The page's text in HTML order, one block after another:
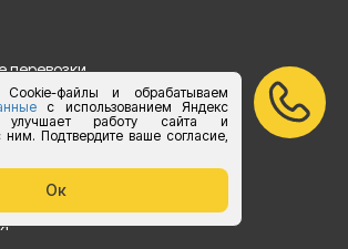
файлы и обрабатываем
с использованием Яндекс
работу сайта и
ним. Подтвердите ваше согласие,
Ок
перевозки
продукции